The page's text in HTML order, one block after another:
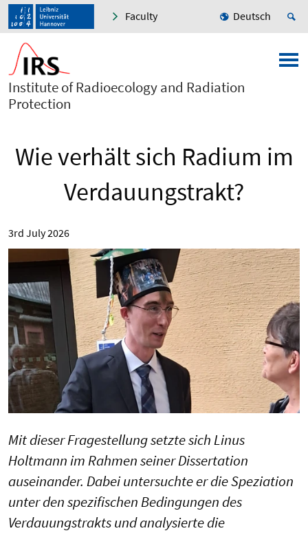
Faculty Deutsch
Institute of Radioecology and Radiation
Protection
Wie verhält sich Radium im
Verdauungstrakt?
3rd July 2026
Mit dieser Fragestellung setzte sich Linus
Holtmann im Rahmen seiner Dissertation
auseinander. Dabei untersuchte er die Speziation
unter den spezifischen Bedingungen des
Verdauungstrakts und analysierte die